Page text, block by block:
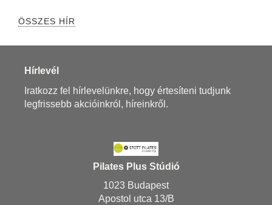
ÖSSZES HÍR
Hírlevél
Iratkozz fel hírlevelünkre, hogy értesíteni tudjunk
legfrissebb akcióinkról, híreinkről.
Pilates Plus Stúdió
1023 Budapest
Apostol utca 13/B